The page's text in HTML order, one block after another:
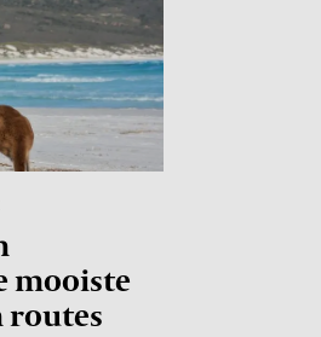
mooiste
routes